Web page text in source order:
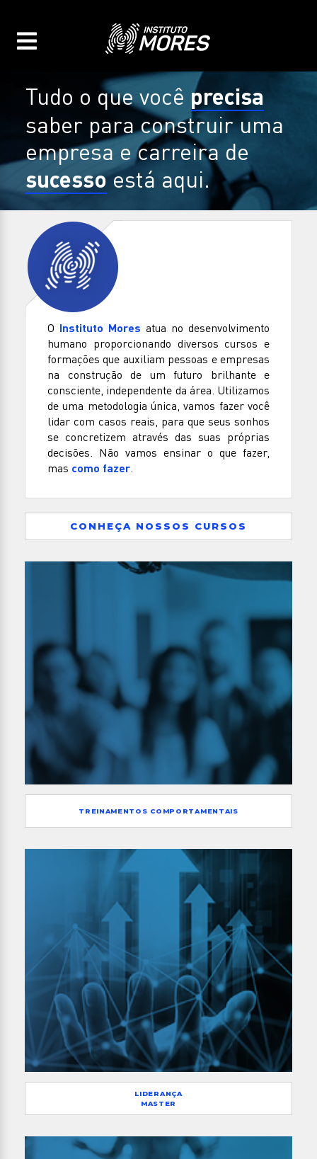
Tudo o que você precisa
saber para construir uma
empresa e carreira de
sucessoestá aqui.
O Instituto Mores atua no desenvolvimento
humano proporcionando diversos cursos e
formações que auxiliam pessoas e empresas
na construção de um futuro brilhante e
consciente, independente da área. Utilizamos
de uma metodologia única, vamos fazer você
lidar com casos reais, para que seus sonhos
se concretizem através das suas próprias
decisões. Não vamos ensinar o que fazer,
mas como fazer.
CONHEÇA NOSSOS CURSOS
TREINAMENTOS COMPORTAMENTAIS
LIDERANÇA
MASTER